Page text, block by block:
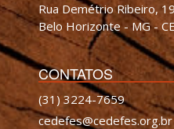
Rua Demétrio Ribeiro,
Belo Horizonte - MG -
CONTATOS
(31) 3224-7659
cedefes@cedefes.org.br